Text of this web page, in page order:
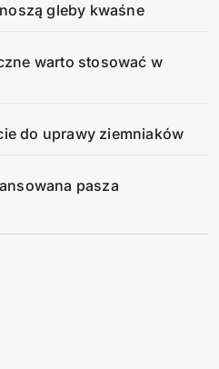
gleby kwaśne
warto stosować w
do uprawy ziemniaków
pasza